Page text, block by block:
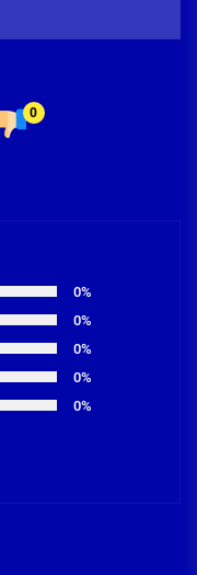
0
0%
0%
0%
0%
0%